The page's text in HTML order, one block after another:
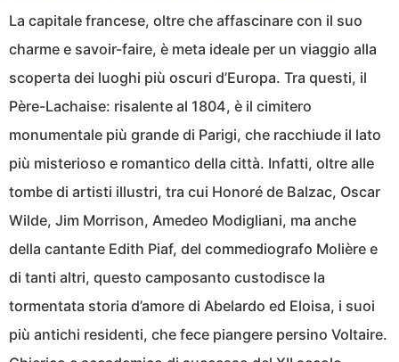
La capitale francese, oltre che affascinare con il suo
charme e savoir-faire, è meta ideale per un viaggio alla
scoperta dei luoghi più oscuri d’Europa. Tra questi, il
Père-Lachaise: risalente al 1804, è il cimitero
monumentale più grande di Parigi, che racchiude il lato
più misterioso e romantico della città. Infatti, oltre alle
tombe di artisti illustri, tra cui Honoré de Balzac, Oscar
Wilde, Jim Morrison, Amedeo Modigliani, ma anche
della cantante Edith Piaf, del commediografo Molière e
di tanti altri, questo camposanto custodisce la
tormentata storia d’amore di Abelardo ed Eloisa, i suoi
più antichi residenti, che fece piangere persino Voltaire.